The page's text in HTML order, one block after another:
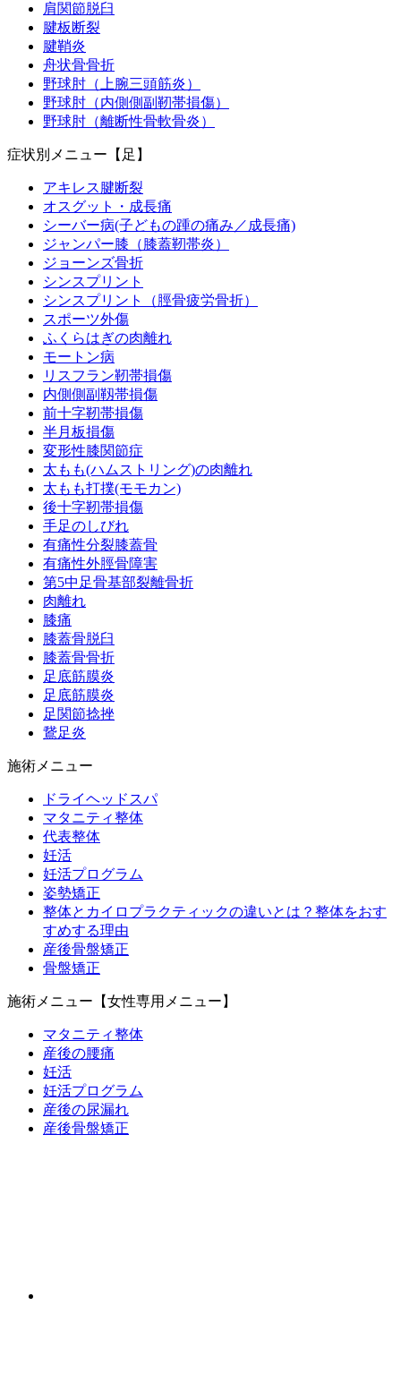
肩関節脱臼
腱板断裂
腱鞘炎
舟状骨骨折
野球肘（上腕三頭筋炎）
野球肘（内側側副靭帯損傷）
野球肘（離断性骨軟骨炎）
症状別メニュー【足】
アキレス腱断裂
オスグット・成長痛
シーバー病(子どもの踵の痛み／成長痛)
ジャンパー膝（膝蓋靭帯炎）
ジョーンズ骨折
シンスプリント
シンスプリント（脛骨疲労骨折）
スポーツ外傷
ふくらはぎの肉離れ
モートン病
リスフラン靭帯損傷
内側側副靱帯損傷
前十字靭帯損傷
半月板損傷
変形性膝関節症
太もも(ハムストリング)の肉離れ
太もも打撲(モモカン)
後十字靭帯損傷
手足のしびれ
有痛性分裂膝蓋骨
有痛性外脛骨障害
第5中足骨基部裂離骨折
肉離れ
膝痛
膝蓋骨脱臼
膝蓋骨骨折
足底筋膜炎
足底筋膜炎
足関節捻挫
鵞足炎
施術メニュー
ドライヘッドスパ
マタニティ整体
代表整体
妊活
妊活プログラム
姿勢矯正
整体とカイロプラクティックの違いとは？整体をおす
すめする理由
産後骨盤矯正
骨盤矯正
施術メニュー【女性専用メニュー】
マタニティ整体
産後の腰痛
妊活
妊活プログラム
産後の尿漏れ
産後骨盤矯正